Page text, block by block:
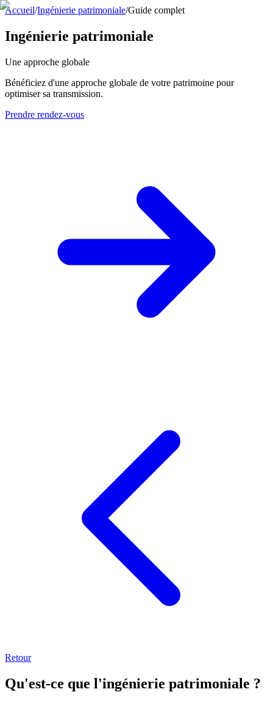
Accueil/Ingénierie patrimoniale/Guide complet
Ingénierie patrimoniale
Une approche globale
Bénéficiez d'une approche globale de votre patrimoine pour
optimiser sa transmission.
Prendre rendez-vous
Retour
Qu'est-ce que l'ingénierie patrimoniale ?